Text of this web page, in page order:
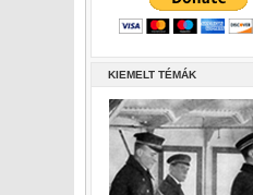
KIEMELT TÉMÁK